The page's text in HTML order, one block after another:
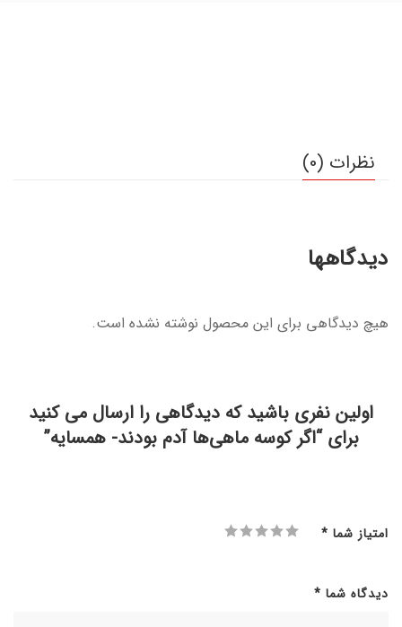
نظرات (0)
دیدگاهها
هیچ دیدگاهی برای این محصول نوشته نشده است.
اولین نفری باشید که دیدگاهی را ارسال می کنید
برای “اگر کوسه ماهی‌ها آدم بودند- همسایه”
امتیاز شما *
دیدگاه شما *